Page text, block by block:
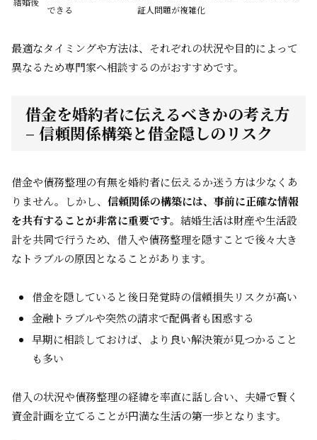
できる
証人問題が複雑化
最適なタイミングや方法は、それぞれの状況や目的によって
異なるため専門家へ相談するのがおすすめです。
借金を婚約者に伝えるべきかの考え方
– 信頼関係構築と借金隠しのリスク
借金や債務整理の有無を婚約者に伝えるか迷う方は少なくあ
りません。しかし、 信頼関係の構築には、事前に正確な情報
を共有することが非常に重要です。 結婚生活は財産や生活設
計を共同で行うため、借入や債務整理を隠すことで後々大き
なトラブルの原因となることがあります。
借金を隠していると後日発覚時の信頼損失リスクが高い
金融トラブルや突然の請求で配偶者も困惑する
早期に相談しておけば、より良い解決策が見つかること
も多い
借入の状況や債務整理の経緯を率直に話し合い、夫婦で賢く
資金計画を立てることが円満な生活の第一歩となります。